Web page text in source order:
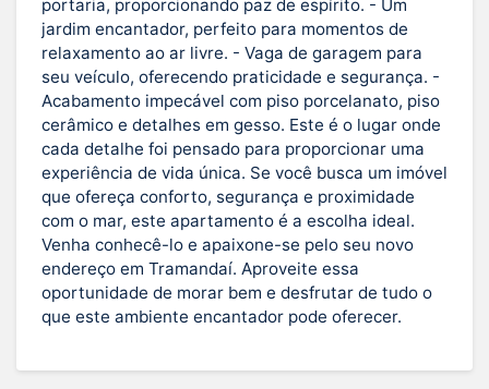
portaria, proporcionando paz de espírito. - Um
jardim encantador, perfeito para momentos de
relaxamento ao ar livre. - Vaga de garagem para
seu veículo, oferecendo praticidade e segurança. -
Acabamento impecável com piso porcelanato, piso
cerâmico e detalhes em gesso. Este é o lugar onde
cada detalhe foi pensado para proporcionar uma
experiência de vida única. Se você busca um imóvel
que ofereça conforto, segurança e proximidade
com o mar, este apartamento é a escolha ideal.
Venha conhecê-lo e apaixone-se pelo seu novo
endereço em Tramandaí. Aproveite essa
oportunidade de morar bem e desfrutar de tudo o
que este ambiente encantador pode oferecer.